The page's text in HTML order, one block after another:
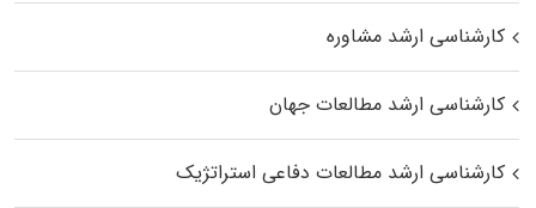
کارشناسی ارشد مشاوره
کارشناسی ارشد مطالعات جهان
کارشناسی ارشد مطالعات دفاعی استراتژیک